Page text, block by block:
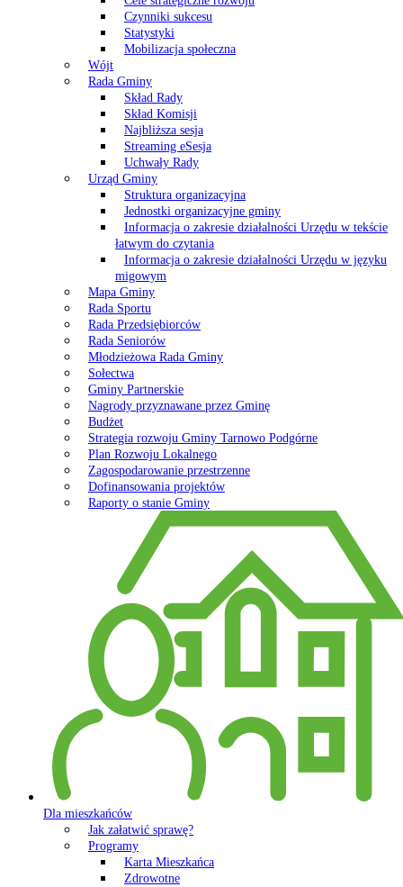
Czynniki sukcesu
Statystyki
Mobilizacja społeczna
Wójt
Rada Gminy
Skład Rady
Skład Komisji
Najbliższa sesja
Streaming eSesja
Uchwały Rady
Urząd Gminy
Struktura organizacyjna
Jednostki organizacyjne gminy
Informacja o zakresie działalności Urzędu w tekście
łatwym do czytania
Informacja o zakresie działalności Urzędu w języku
migowym
Mapa Gminy
Rada Sportu
Rada Przedsiębiorców
Rada Seniorów
Młodzieżowa Rada Gminy
Sołectwa
Gminy Partnerskie
Nagrody przyznawane przez Gminę
Budżet
Strategia rozwoju Gminy Tarnowo Podgórne
Plan Rozwoju Lokalnego
Zagospodarowanie przestrzenne
Dofinansowania projektów
Raporty o stanie Gminy
Dla mieszkańców
Jak załatwić sprawę?
Programy
Karta Mieszkańca
Zdrowotne